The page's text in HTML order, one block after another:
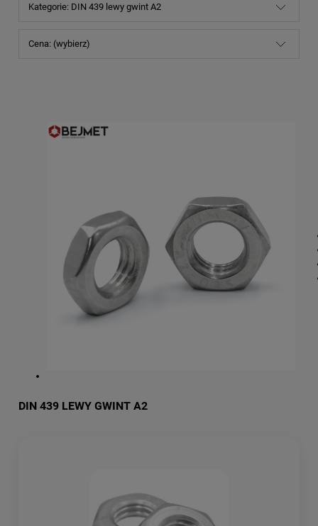
Kategorie: DIN 439 lewy gwint A2
Cena: (wybierz)
DIN 439 LEWY GWINT A2